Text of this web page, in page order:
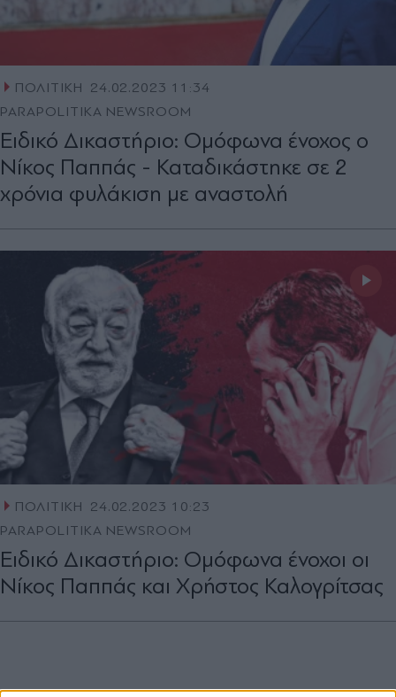
ΠΟΛΙΤΙΚΗ
24.02.2023 11:34
PARAPOLITIKA NEWSROOM
Ειδικό Δικαστήριο: Ομόφωνα ένοχος ο
Νίκος Παππάς - Καταδικάστηκε σε 2
χρόνια φυλάκιση με αναστολή
ΠΟΛΙΤΙΚΗ
24.02.2023 10:23
PARAPOLITIKA NEWSROOM
Ειδικό Δικαστήριο: Ομόφωνα ένοχοι οι
Νίκος Παππάς και Χρήστος Καλογρίτσας